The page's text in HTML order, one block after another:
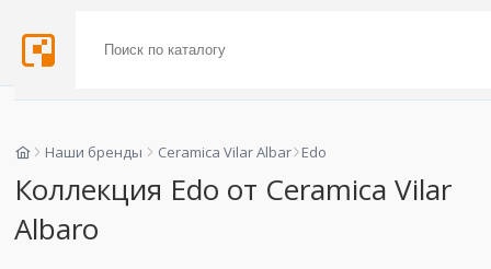
Наши бренды Ceramica Vilar Albar Edo
Коллекция Edo от Ceramica Vilar
Albaro